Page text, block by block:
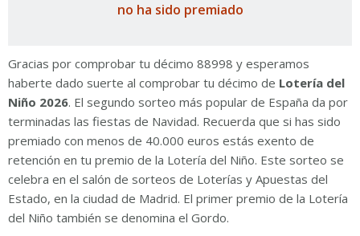
no ha sido premiado
Gracias por comprobar tu décimo 88998 y esperamos
haberte dado suerte al comprobar tu décimo de Lotería del
Niño 2026. El segundo sorteo más popular de España da por
terminadas las fiestas de Navidad. Recuerda que si has sido
premiado con menos de 40.000 euros estás exento de
retención en tu premio de la Lotería del Niño. Este sorteo se
celebra en el salón de sorteos de Loterías y Apuestas del
Estado, en la ciudad de Madrid. El primer premio de la Lotería
del Niño también se denomina el Gordo.